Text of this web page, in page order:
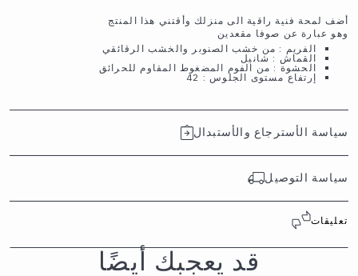
أضف لمحة فنية راقية الى منزلك وأقتني هذا المنتج
وهو عبارة عن صوفا مقعدين
الفريم : من خشب الصنوبر والخشب الرقائقي
القماش : شانيل
الحشوة : من الفوم المضغوط المقاوم للحرائق
إرتفاع مستوى الجلوس : 42
سياسة الأسترجاع والأستبدال
سياسة التوصيل
تعليقات
قد يعجبك أيضًا